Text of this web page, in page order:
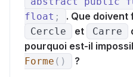
float ; . Que doivent
Cercle et Carre
pourquoi est-il
Forme ( ) ?